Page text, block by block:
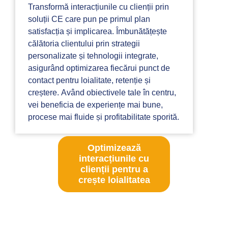
Transformă interacțiunile cu clienții prin
soluții CE care pun pe primul plan
satisfacția și implicarea. Îmbunătățește
călătoria clientului prin strategii
personalizate și tehnologii integrate,
asigurând optimizarea fiecărui punct de
contact pentru loialitate, retenție și
creștere. Având obiectivele tale în centru,
vei beneficia de experiențe mai bune,
procese mai fluide și profitabilitate sporită.
Optimizează
interacțiunile cu
clienții pentru a
crește loialitatea